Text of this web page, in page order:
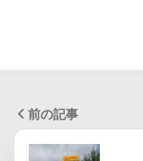
前の記事